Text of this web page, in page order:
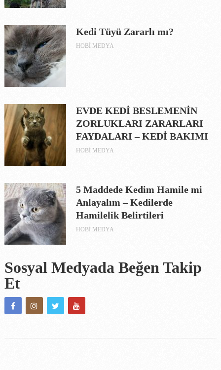
Kedi Tüyü Zararlı mı?
HOBI MEDYA
EVDE KEDİ BESLEMENİN
ZORLUKLARI ZARARLARI
FAYDALARI – KEDİ BAKIMI
HOBI MEDYA
5 Maddede Kedim Hamile mi
Anlayalım – Kedilerde
Hamilelik Belirtileri
HOBI MEDYA
Sosyal Medyada Beğen Takip
Et